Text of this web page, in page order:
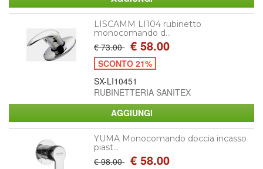
LISCAMM LI104 rubinetto
monocomando d...
€ 73.00 € 58.00
SCONTO 21%
SX-LI10451
RUBINETTERIA SANITEX
YUMA Monocomando doccia incasso
piast...
€ 98.00 € 58.00